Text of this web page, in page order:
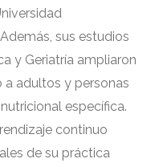
sus estudios
y Geriatría ampliaron
a adultos y personas
específica.
continuo
de su práctica